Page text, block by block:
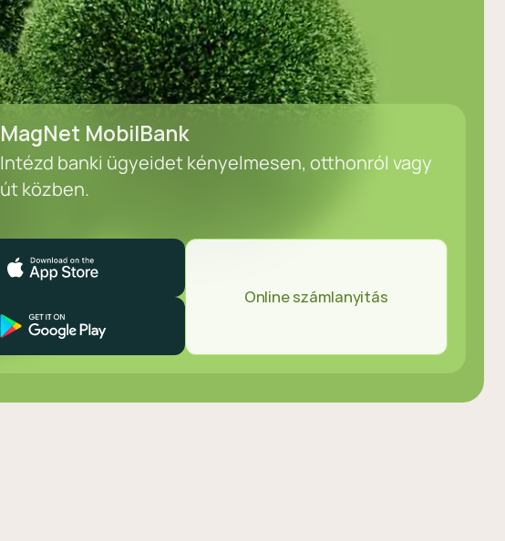
MagNet MobilBank
Intézd banki ügyeidet kényelmesen, otthonról vagy
út közben.
Online számlanyitás